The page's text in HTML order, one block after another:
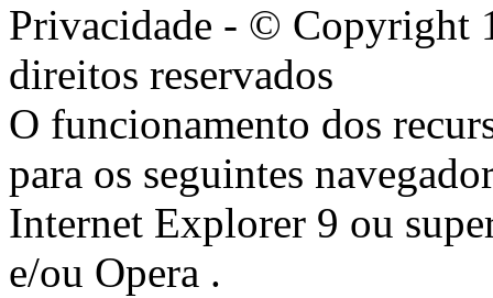
Privacidade - © Copyright
direitos reservados
O funcionamento dos
para os seguintes
Internet Explorer 9 ou
e/ou Opera .